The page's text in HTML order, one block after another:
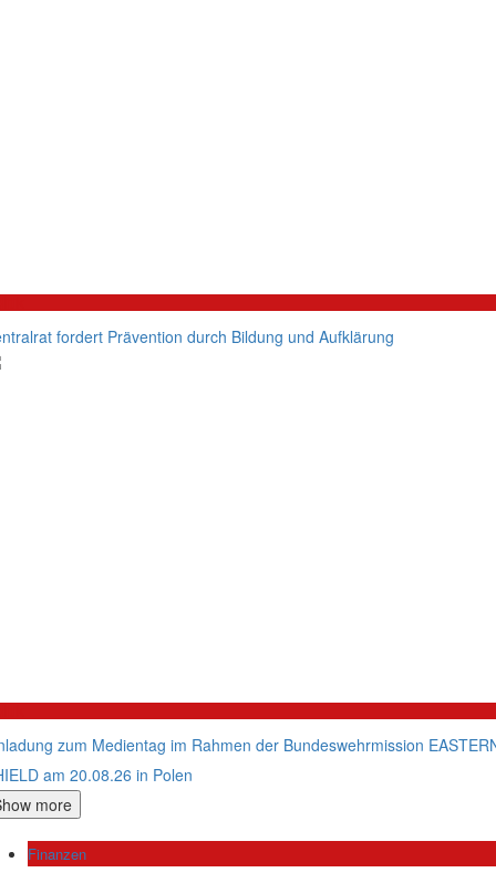
fordert Prävention durch Bildung und Aufklärung
zum Medientag im Rahmen der Bundeswehrmission
am 20.08.26 in Polen
more
Finanzen